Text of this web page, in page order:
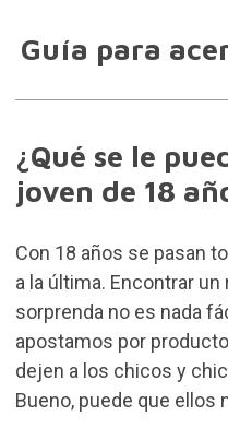
Guía para
¿Qué se le
joven de 18
Con 18 años se pasan
a la última. Encontrar
sorprenda no es nada
apostamos por
dejen a los chicos y
Bueno, puede que ellos